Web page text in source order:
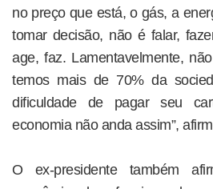
no preço que está, o gás, a
tomar decisão, não é falar,
age, faz. Lamentavelmente,
temos mais de 70% da
dificuldade de pagar seu
economia não anda assim”,
O ex-presidente também